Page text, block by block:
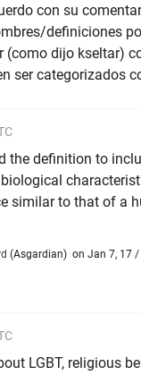
con su
definiciones
(como dijo kseltar)
ser categorizados
the definition to
similar to that of a
(Asgardian) on Jan 7, 17 /
LGBT, religious